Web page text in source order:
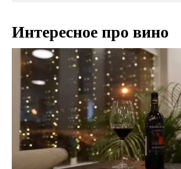
Интересное про вино